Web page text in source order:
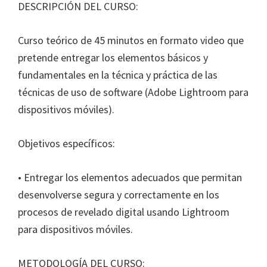
DESCRIPCIÓN DEL CURSO:
Curso teórico de 45 minutos en formato video que
pretende entregar los elementos básicos y
fundamentales en la técnica y práctica de las
técnicas de uso de software (Adobe Lightroom para
dispositivos móviles).
Objetivos específicos:
• Entregar los elementos adecuados que permitan
desenvolverse segura y correctamente en los
procesos de revelado digital usando Lightroom
para dispositivos móviles.
METODOLOGÍA DEL CURSO: